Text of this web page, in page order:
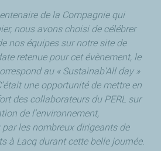
de la Compagnie qui
nous avons choisi de célébrer
nos équipes sur notre site de
retenue pour cet évènement, le
au « Sustainab’All day »
une opportunité de mettre en
des collaborateurs du PERL sur
de l’environnement,
les nombreux dirigeants de
à Lacq durant cette belle journée.